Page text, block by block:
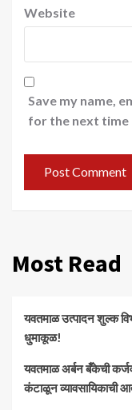
Website
Save my name,
for the next time
Most Read
यवतमाळ उत्पादन शुल्क
धुमाकूळ!
​यवतमाळ अर्बन बँकेची
कंटाळून व्यावसायिकाची